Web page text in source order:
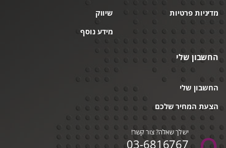
מדיניות פרטיות
שיווק
מידע נוסף
החשבון שלי
החשבון שלי
הצעת המחיר שלכם
יש לך שאלה? צור קשר!
03-6816767